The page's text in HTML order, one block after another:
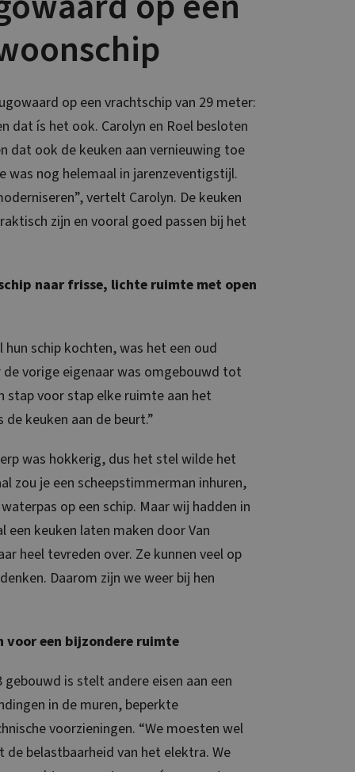
op een vrachtschip van 29 meter:
dat ís het ook. Carolyn en Roel besloten
dat ook de keuken aan vernieuwing toe
was nog helemaal in jarenzeventigstijl.
vertelt Carolyn. De keuken
zijn en vooral goed passen bij het
naar frisse, lichte ruimte met open
hun schip kochten, was het een oud
vorige eigenaar was omgebouwd tot
stap voor stap elke ruimte aan het
de keuken aan de beurt.”
was hokkerig, dus het stel wilde het
zou je een scheepstimmerman inhuren,
op een schip. Maar wij hadden in
een keuken laten maken door Van
heel tevreden over. Ze kunnen veel op
Daarom zijn we weer bij hen
voor een bijzondere ruimte
gebouwd is stelt andere eisen aan een
in de muren, beperkte
voorzieningen. “We moesten wel
de belastbaarheid van het elektra. We